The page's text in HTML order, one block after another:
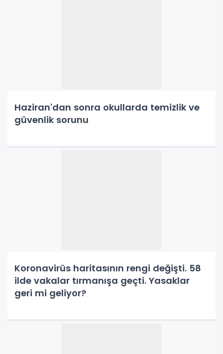
Haziran'dan sonra okullarda temizlik ve
güvenlik sorunu
Koronavirüs haritasının rengi değişti. 58
ilde vakalar tırmanışa geçti. Yasaklar
geri mi geliyor?